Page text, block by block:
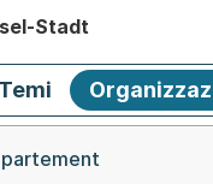
Stadt
Temi